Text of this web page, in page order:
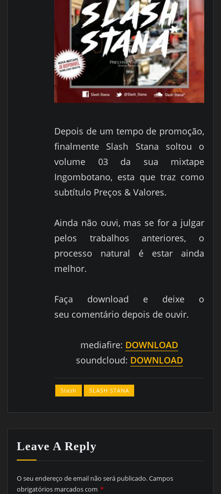
Depois de um tempo de promoção,
finalmente Slash Stana soltou o
volume 03 da sua mixtape
Ingombotano, esta que traz como
subtítulo Preços & Valores.
Ainda não ouvi, mas se for a julgar
pelos trabalhos anteriores, o
processo natural é estar ainda
melhor.
Faça download e deixe o
seu comentário depois de ouvir.
mediafire: DOWNLOAD
soundcloud: DOWNLOAD
Slash SLASH STANA
Leave A Reply
O seu endereço de email não será publicado.Campos
obrigatórios marcados com *